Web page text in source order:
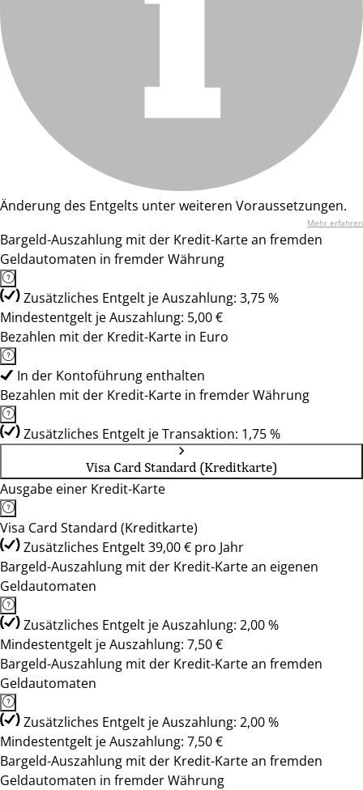
Änderung des Entgelts unter weiteren Voraussetzungen.
Mehr erfahren
Bargeld-Auszahlung mit der Kredit-Karte an fremden
Geldautomaten in fremder Währung
Zusätzliches Entgelt je Auszahlung: 3,75 %
Mindestentgelt je Auszahlung: 5,00 €
Bezahlen mit der Kredit-Karte in Euro
In der Kontoführung enthalten
Bezahlen mit der Kredit-Karte in fremder Währung
Zusätzliches Entgelt je Transaktion: 1,75 %
Visa Card Standard (Kreditkarte)
Ausgabe einer Kredit-Karte
Visa Card Standard (Kreditkarte)
Zusätzliches Entgelt 39,00 € pro Jahr
Bargeld-Auszahlung mit der Kredit-Karte an eigenen
Geldautomaten
Zusätzliches Entgelt je Auszahlung: 2,00 %
Mindestentgelt je Auszahlung: 7,50 €
Bargeld-Auszahlung mit der Kredit-Karte an fremden
Geldautomaten
Zusätzliches Entgelt je Auszahlung: 2,00 %
Mindestentgelt je Auszahlung: 7,50 €
Bargeld-Auszahlung mit der Kredit-Karte an fremden
Geldautomaten in fremder Währung